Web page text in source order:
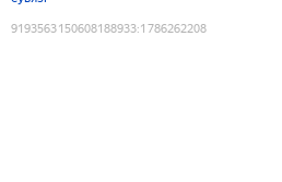
9193563150608188933:1786262208